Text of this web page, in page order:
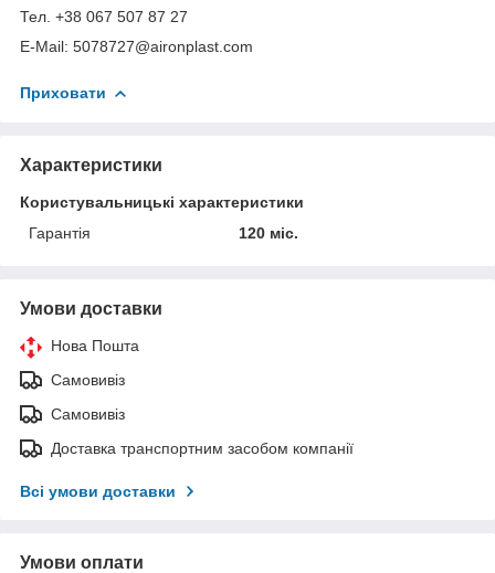
Тел. +38 067 507 87 27
E-Mail: 5078727@aironplast.com
Приховати
Характеристики
Користувальницькі характеристики
Гарантія
120 міс.
Умови доставки
Нова Пошта
Самовивіз
Самовивіз
Доставка транспортним засобом компанії
Всі умови доставки
Умови оплати